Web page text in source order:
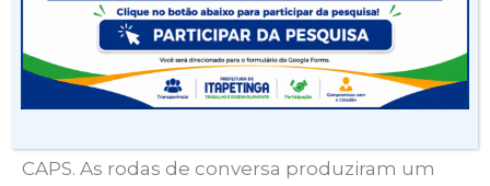
mesa, ainda, o vice-prefeito Renan Pereira e
do vereador Nailton Negreiros.
A programação festiva contou com
CAPS. As rodas de conversa produziram um